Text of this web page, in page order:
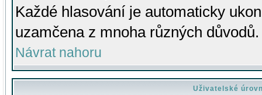
Každé hlasování je automaticky
uzamčena z mnoha různých důvodů.
Návrat nahoru
Uživatelské